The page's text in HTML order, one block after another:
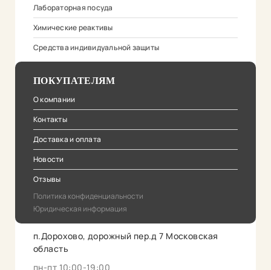
Лабораторная посуда
Химические реактивы
Средства индивидуальной защиты
ПОКУПАТЕЛЯМ
О компании
Контакты
Доставка и оплата
Новости
Отзывы
Политика конфиденциальности
Юридическая информация
п.Дорохово, дорожный пер.д 7 Московская
область
пн-пт 10:00-19:00